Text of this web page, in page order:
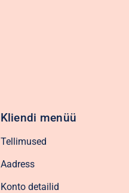
Kliendi menüü
Tellimused
Aadress
Konto detailid